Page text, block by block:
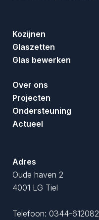
Kozijnen
Glaszetten
Glas bewerken
Over ons
Projecten
Ondersteuning
Actueel
Adres
Oude haven 2
4001 LG Tiel
Telefoon: 0344-612082